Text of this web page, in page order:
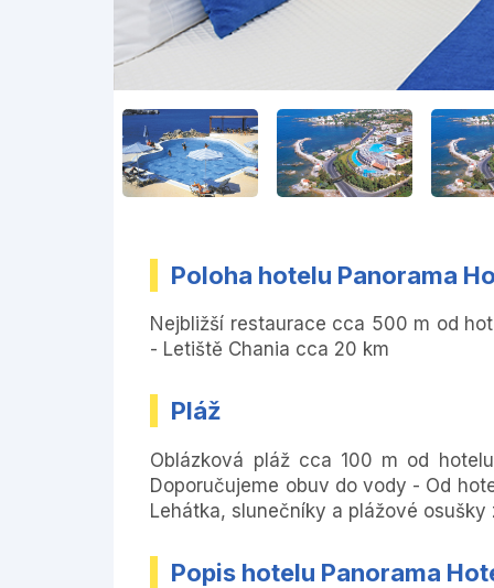
Poloha hotelu Panorama
Nejbližší restaurace cca 500 m od
- Letiště Chania cca 20 km
Pláž
Oblázková pláž cca 100 m od
Doporučujeme obuv do vody - Od
Lehátka, slunečníky a plážové osušky
Popis hotelu Panorama